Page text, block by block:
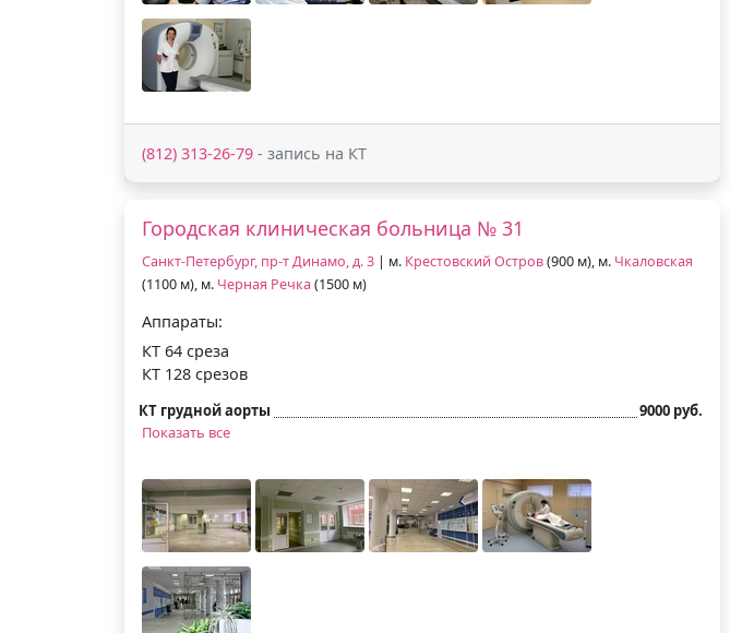
(812) 313-26-79 - запись на КТ
Городская клиническая больница № 31
Санкт-Петербург, пр-т Динамо, д. 3 | м. Крестовский Остров(900 м), м. Чкаловская
(1100 м), м. Черная Речка (1500 м)
Аппараты:
КТ 64 среза
КТ 128 срезов
КТ грудной аорты
9000 руб.
Показать все